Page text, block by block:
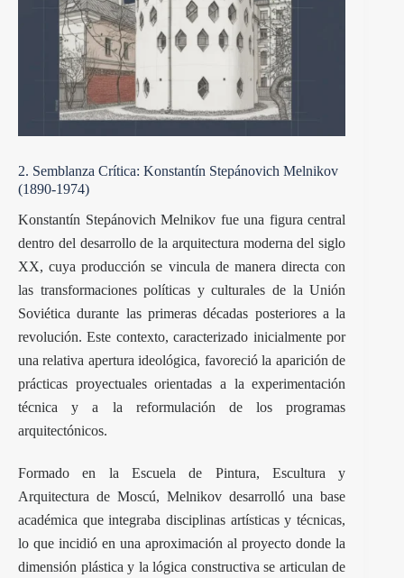
2. Semblanza Crítica: Konstantín Stepánovich Melnikov
(1890-1974)
Konstantín Stepánovich Melnikov fue una figura central
dentro del desarrollo de la arquitectura moderna del siglo
XX, cuya producción se vincula de manera directa con
las transformaciones políticas y culturales de la Unión
Soviética durante las primeras décadas posteriores a la
revolución. Este contexto, caracterizado inicialmente por
una relativa apertura ideológica, favoreció la aparición de
prácticas proyectuales orientadas a la experimentación
técnica y a la reformulación de los programas
arquitectónicos.
Formado en la Escuela de Pintura, Escultura y
Arquitectura de Moscú, Melnikov desarrolló una base
académica que integraba disciplinas artísticas y técnicas,
lo que incidió en una aproximación al proyecto donde la
dimensión plástica y la lógica constructiva se articulan de